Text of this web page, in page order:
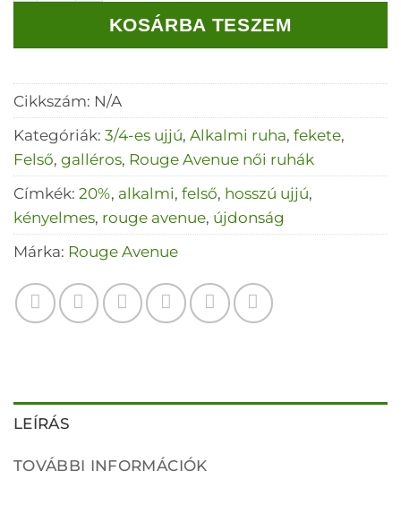
KOSÁRBA TESZEM
Cikkszám: N/A
Kategóriák: 3/4-es ujjú, Alkalmi ruha, fekete,
Felső, galléros, Rouge Avenue női ruhák
Címkék: 20%, alkalmi, felső, hosszú ujjú,
kényelmes, rouge avenue, újdonság
Márka: Rouge Avenue
LEÍRÁS
TOVÁBBI INFORMÁCIÓK